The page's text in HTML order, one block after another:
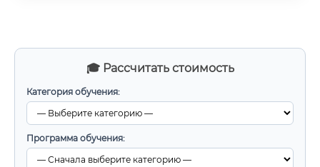
🎓 Рассчитать стоимость
Категория обучения:
Программа обучения: